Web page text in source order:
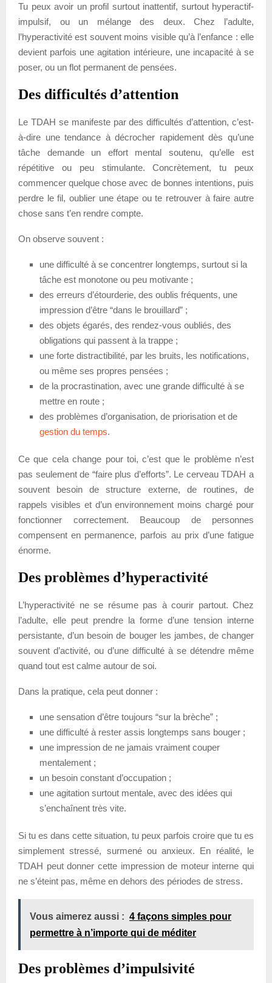
Tu peux avoir un profil surtout inattentif, surtout hyperactif-
impulsif, ou un mélange des deux. Chez l’adulte,
l’hyperactivité est souvent moins visible qu’à l’enfance : elle
devient parfois une agitation intérieure, une incapacité à se
poser, ou un flot permanent de pensées.
Des difficultés d’attention
Le TDAH se manifeste par des difficultés d’attention, c’est-
à-dire une tendance à décrocher rapidement dès qu’une
tâche demande un effort mental soutenu, qu’elle est
répétitive ou peu stimulante. Concrètement, tu peux
commencer quelque chose avec de bonnes intentions, puis
perdre le fil, oublier une étape ou te retrouver à faire autre
chose sans t’en rendre compte.
On observe souvent :
une difficulté à se concentrer longtemps, surtout si la
tâche est monotone ou peu motivante ;
des erreurs d’étourderie, des oublis fréquents, une
impression d’être “dans le brouillard” ;
des objets égarés, des rendez-vous oubliés, des
obligations qui passent à la trappe ;
une forte distractibilité, par les bruits, les notifications,
ou même ses propres pensées ;
de la procrastination, avec une grande difficulté à se
mettre en route ;
des problèmes d’organisation, de priorisation et de
gestion du temps.
Ce que cela change pour toi, c’est que le problème n’est
pas seulement de “faire plus d’efforts”. Le cerveau TDAH a
souvent besoin de structure externe, de routines, de
rappels visibles et d’un environnement moins chargé pour
fonctionner correctement. Beaucoup de personnes
compensent en permanence, parfois au prix d’une fatigue
énorme.
Des problèmes d’hyperactivité
L’hyperactivité ne se résume pas à courir partout. Chez
l’adulte, elle peut prendre la forme d’une tension interne
persistante, d’un besoin de bouger les jambes, de changer
souvent d’activité, ou d’une difficulté à se détendre même
quand tout est calme autour de soi.
Dans la pratique, cela peut donner :
une sensation d’être toujours “sur la brèche” ;
une difficulté à rester assis longtemps sans bouger ;
une impression de ne jamais vraiment couper
mentalement ;
un besoin constant d’occupation ;
une agitation surtout mentale, avec des idées qui
s’enchaînent très vite.
Si tu es dans cette situation, tu peux parfois croire que tu es
simplement stressé, surmené ou anxieux. En réalité, le
TDAH peut donner cette impression de moteur interne qui
ne s’éteint pas, même en dehors des périodes de stress.
Vous aimerez aussi : 4 façons simples pour
permettre à n’importe qui de méditer
Des problèmes d’impulsivité